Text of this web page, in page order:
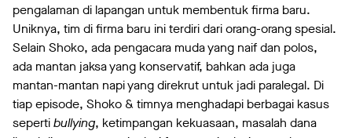
pengalaman di lapangan untuk membentuk firma baru.
Uniknya, tim di firma baru ini terdiri dari orang-orang spesial.
Selain Shoko, ada pengacara muda yang naif dan polos,
ada mantan jaksa yang konservatif, bahkan ada juga
mantan-mantan napi yang direkrut untuk jadi paralegal. Di
tiap episode, Shoko & timnya menghadapi berbagai kasus
sepertibullying, ketimpangan kekuasaan, masalah dana